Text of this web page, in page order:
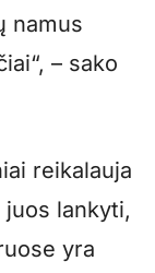
namus
– sako
reikalauja
lankyti,
yra